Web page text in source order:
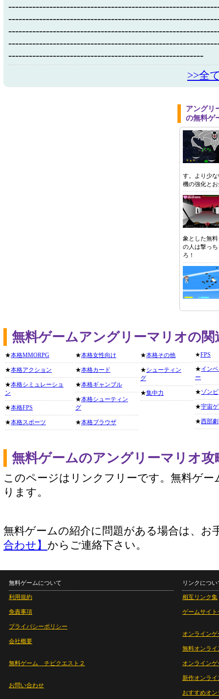
---------------------------------------------------------
>>全
アングリ
の無料ゲ
す。より少
機の強化と
象とした無
の人は撃っ
ろ！
無料ゲームアングリーマリオの
★本格MMORPG
★本格アクション
★本格シミュレーショ
ン
★本格FPS
★本格スポーツ
★本格女性向け
★本格カード
★本格ギャンブル
★本格シューティン
グ
★本格ブラウザ
★本格その他
★シューティン
グ
★集中力
★FPS
★イン
ー
★ゾンビ
★宇宙
★西部劇
無料ゲームのアングリーマリオ
このページはリンクフリーです。無料ゲー
ります。
無料ゲームの紹介に問題がある場合は、お
合わせ】 からご連絡下さい。
無料ゲームについて
利用規約
免責事項
プライバシーポリシー
会社概要
無料ゲーム チビクエスト２
お問い合わせ
リンクについ
相互リンク集
ゲームサイト
オンラインゲ
無料オンライ
オンライン
新作オンライ
おすすめオ